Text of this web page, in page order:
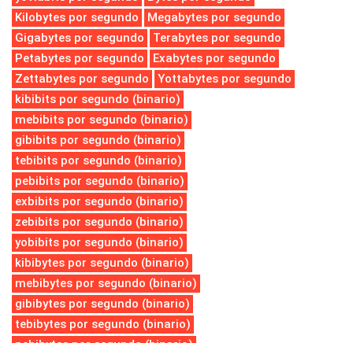
Kilobytes por segundo
Megabytes por segundo
Gigabytes por segundo
Terabytes por segundo
Petabytes por segundo
Exabytes por segundo
Zettabytes por segundo
Yottabytes por segundo
kibibits por segundo (binario)
mebibits por segundo (binario)
gibibits por segundo (binario)
tebibits por segundo (binario)
pebibits por segundo (binario)
exbibits por segundo (binario)
zebibits por segundo (binario)
yobibits por segundo (binario)
kibibytes por segundo (binario)
mebibytes por segundo (binario)
gibibytes por segundo (binario)
tebibytes por segundo (binario)